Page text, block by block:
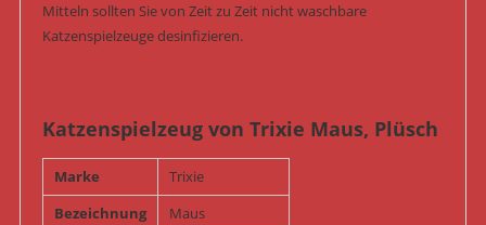
Mitteln sollten Sie von Zeit zu Zeit nicht waschbare
Katzenspielzeuge desinfizieren.
Katzenspielzeug von Trixie Maus, Plüsch
Marke
Trixie
Bezeichnung
Maus